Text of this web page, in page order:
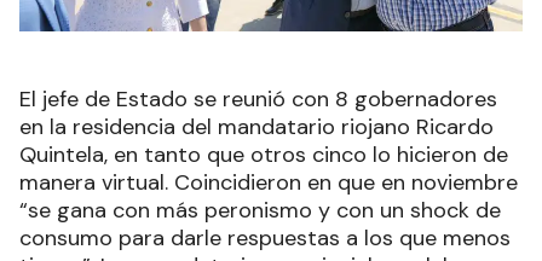
El jefe de Estado se reunió con 8 gobernadores
en la residencia del mandatario riojano Ricardo
Quintela, en tanto que otros cinco lo hicieron de
manera virtual. Coincidieron en que en noviembre
“se gana con más peronismo y con un shock de
consumo para darle respuestas a los que menos